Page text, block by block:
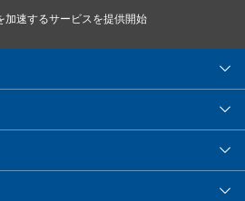
速するサービスを提供開始